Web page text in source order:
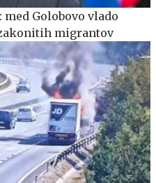
Golobovo vlado
migrantov